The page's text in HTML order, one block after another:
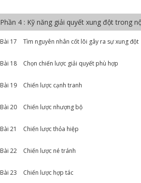
Phần 4 : Kỹ năng giải quyết xung đột trong
Bài 17 Tìm nguyên nhân cốt lõi gây ra sự xung đột
Bài 18 Chọn chiến lược giải quyết phù hợp
Bài 19 Chiến lược cạnh tranh
Bài 20 Chiến lược nhượng bộ
Bài 21 Chiến lược thỏa hiệp
Bài 22 Chiến lược né tránh
Bài 23 Chiến lược hợp tác